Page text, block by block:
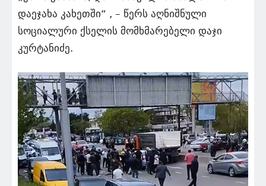
დაეჯახა კახეთში“ , – წერს აღნიშნული
სოციალური ქსელის მომხმარებელი დაჯი
კურტანიძე.
ვიდეო
დამკვრელი